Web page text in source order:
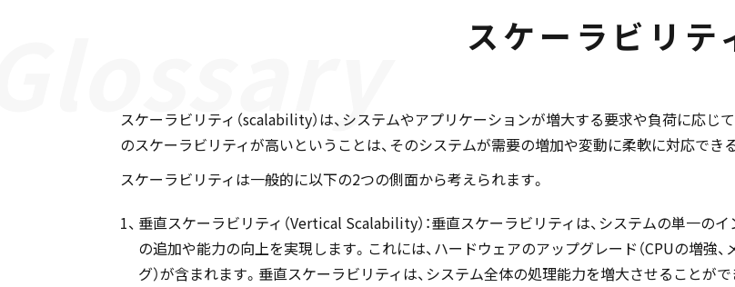
スケーラビリテ
スケーラビリティ（scalability）は、システムやアプリケーションが増大する要求や負荷に応じ
のスケーラビリティが高いということは、そのシステムが需要の増加や変動に柔軟に対応でき
スケーラビリティは一般的に以下の2つの側面から考えられます。
垂直スケーラビリティ（Vertical Scalability）：垂直スケーラビリティは、システムの単一の
の追加や能力の向上を実現します。これには、ハードウェアのアップグレード（CPUの増強
グ）が含まれます。垂直スケーラビリティは、システム全体の処理能力を増大させることが